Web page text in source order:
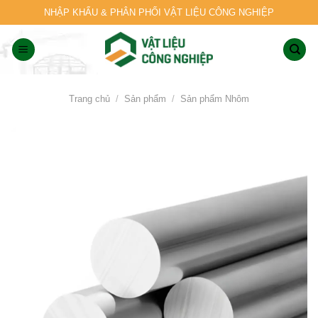
to
content
NHẬP KHẨU & PHÂN PHỐI VẬT LIỆU CÔNG NGHIỆP
Trang chủ / Sản phẩm / Sản phẩm Nhôm